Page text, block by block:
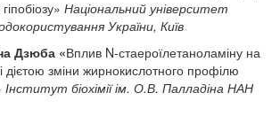
Національний університет
України, Київ
Дзюба «Вплив N-стаероїлетаноламіну на
дієтою зміни жирнокислотного профілю
Інститут біохімії ім. О.В. Палладіна НАН